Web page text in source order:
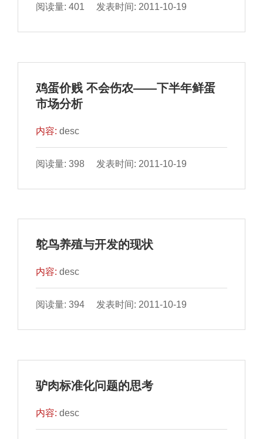
阅读量: 401 发表时间: 2011-10-19
鸡蛋价贱 不会伤农——下半年鲜蛋
市场分析
内容:desc
阅读量: 398 发表时间: 2011-10-19
鸵鸟养殖与开发的现状
内容:desc
阅读量: 394 发表时间: 2011-10-19
驴肉标准化问题的思考
内容:desc